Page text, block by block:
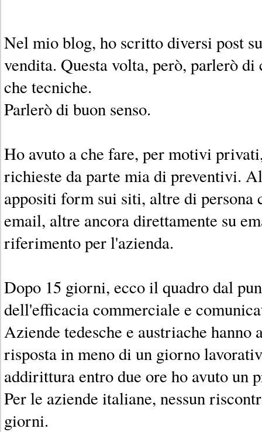
Nel mio blog, ho scritto diversi post
vendita. Questa volta, però, parlerò di
che tecniche.
Parlerò di buon senso.
Ho avuto a che fare, per motivi
richieste da parte mia di preventivi.
appositi form sui siti, altre di persona
email, altre ancora direttamente su
riferimento per l'azienda.
Dopo 15 giorni, ecco il quadro dal
dell'efficacia commerciale e
Aziende tedesche e austriache hanno
risposta in meno di un giorno
addirittura entro due ore ho avuto un
Per le aziende italiane, nessun
giorni.